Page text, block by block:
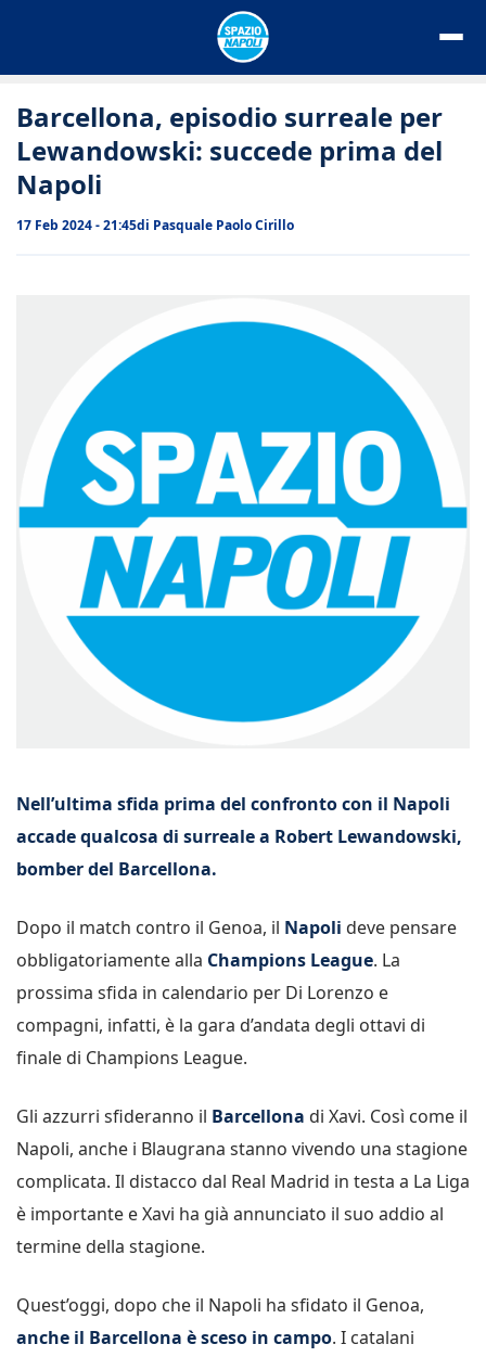
Barcellona, episodio surreale per
Lewandowski: succede prima del
Napoli
17 Feb 2024 - 21:45di Pasquale Paolo Cirillo
Nell’ultima sfida prima del confronto con il Napoli
accade qualcosa di surreale a Robert Lewandowski,
bomber del Barcellona.
Dopo il match contro il Genoa, il Napoli deve pensare
obbligatoriamente alla Champions League. La
prossima sfida in calendario per Di Lorenzo e
compagni, infatti, è la gara d’andata degli ottavi di
finale di Champions League.
Gli azzurri sfideranno il Barcellona di Xavi. Così come il
Napoli, anche i Blaugrana stanno vivendo una stagione
complicata. Il distacco dal Real Madrid in testa a La Liga
è importante e Xavi ha già annunciato il suo addio al
termine della stagione.
Quest’oggi, dopo che il Napoli ha sfidato il Genoa,
anche il Barcellona è sceso in campo. I catalani